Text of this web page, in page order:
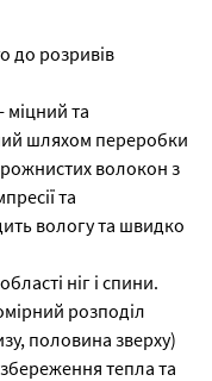
до розривів
- міцний та
шляхом переробки
волокон з
та
вологу та швидко
ніг і спини.
розподіл
половина зверху)
тепла та